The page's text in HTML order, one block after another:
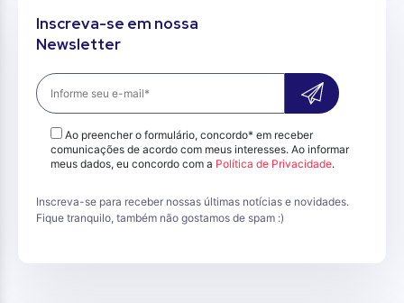
Inscreva-se em nossa
Newsletter
Ao preencher o formulário, concordo* em receber
comunicações de acordo com meus interesses. Ao informar
meus dados, eu concordo com a Política de Privacidade.
Inscreva-se para receber nossas últimas notícias e novidades.
Fique tranquilo, também não gostamos de spam :)